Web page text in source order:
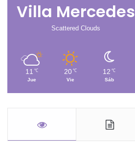
Villa Mercedes
Scattered Clouds
11 ℃
Jue
20 ℃
Vie
12 ℃
Sáb